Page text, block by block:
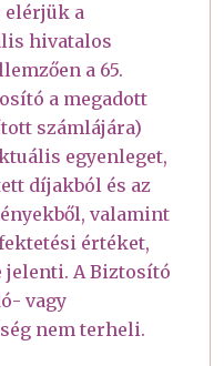
elérjük a
hivatalos
a 65.
a megadott
számlájára)
egyenleget,
díjakból és az
valamint
értéket,
A Biztosító
vagy
nem terheli.